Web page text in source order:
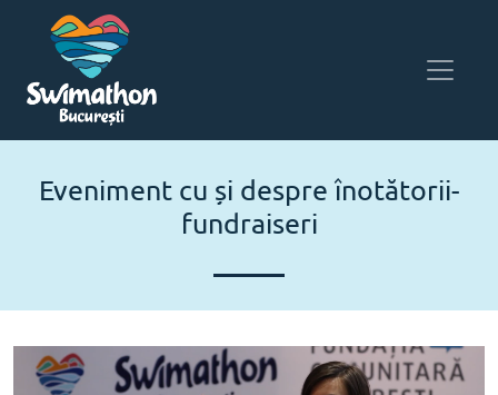
Eveniment cu și despre înotătorii-
fundraiseri